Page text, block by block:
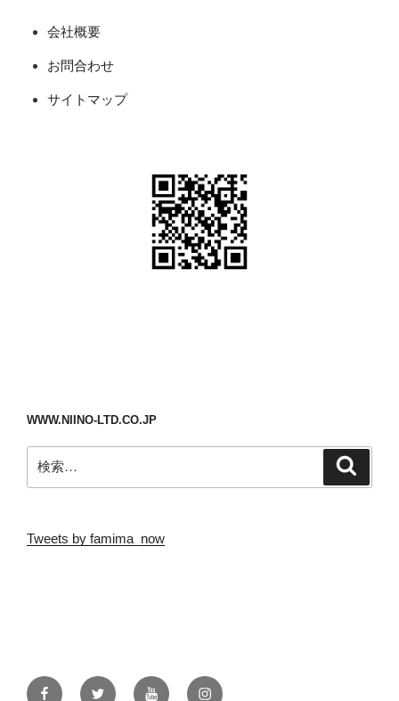
会社概要
お問合わせ
サイトマップ
WWW.NIINO-LTD.CO.JP
索:
Tweets by famima_now
FacebookTwitter YouTubeInstagram